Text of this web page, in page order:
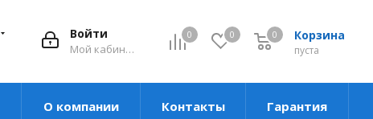
0 0 Корзина
пуста
0
Войти
Мой кабинет
О компании Контакты Гарантия